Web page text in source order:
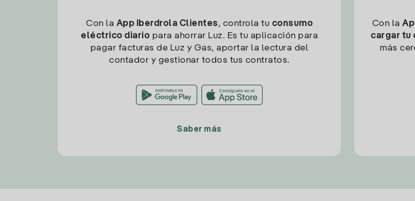
Con la App Iberdrola Clientes, controla tu consumo
eléctrico diario para ahorrar Luz. Es tu aplicación para
pagar facturas de Luz y Gas, aportar la lectura del
contador y gestionar todos tus contratos.
Saber más
Con la
cargar tu
más